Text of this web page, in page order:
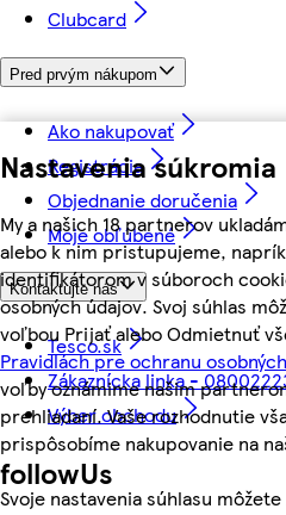
Nastavenia súkromia
My a našich 18 partnerov
alebo k nim pristupujeme,
identifikátorom v súboroch
osobných údajov. Svoj súhlas
voľbou Prijať alebo Odmietnuť
Pravidlách pre ochranu
voľby oznámime našim
prehliadaní. Vaše rozhodnutie
prispôsobíme nakupovanie na
Svoje nastavenia súhlasu
Clubcard
Pred prvým nákupom
Ako nakupovať
Registrácia
Objednanie doručenia
Moje obľúbené
Kontaktujte nás
Tesco.sk
Zákaznícka linka -
Výber obchodu
followUs